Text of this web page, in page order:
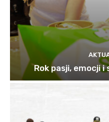
Rok pasji, emocji